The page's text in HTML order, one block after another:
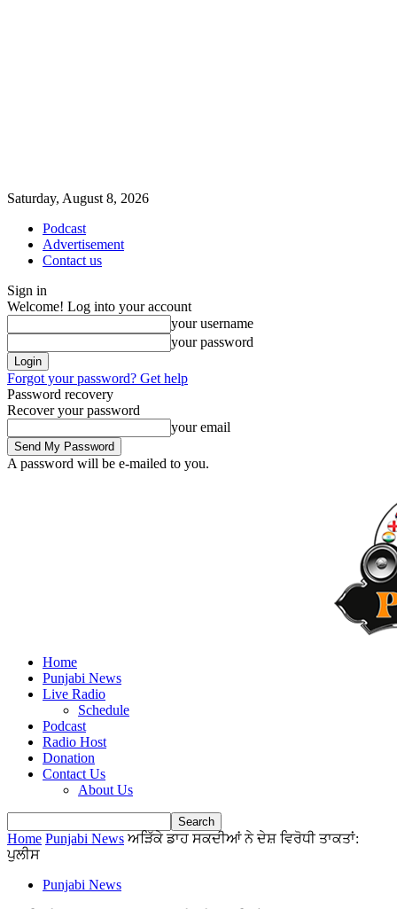
Saturday, August 8, 2026
Podcast
Advertisement
Contact us
Sign in
Welcome! Log into your account
your username
your password
Forgot your password? Get help
Password recovery
Recover your password
your email
A password will be e-mailed to you.
Home
Punjabi News
Live Radio
Schedule
Podcast
Radio Host
Donation
Contact Us
About Us
Home Punjabi News ਅੜਿੱਕੇ ਡਾਹ ਸਕਦੀਆਂ ਨੇ ਦੇਸ਼ ਵਿਰੋਧੀ ਤਾਕਤਾਂ:
ਪੁਲੀਸ
Punjabi News